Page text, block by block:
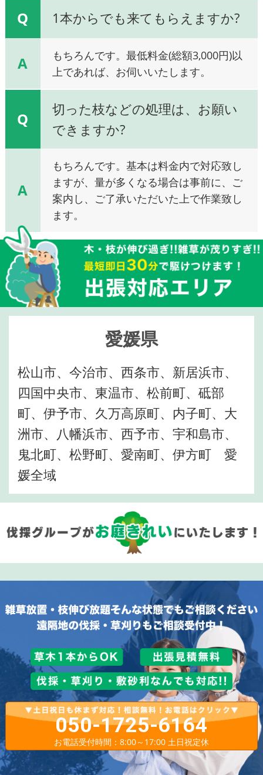
Q 1本からでも来てもらえますか?
A
もちろんです。最低料金(総額3,000円)以
上であれば、お伺いいたします。
Q
切った枝などの処理は、お願い
できますか?
A
もちろんです。基本は料金内で対応致し
ますが、量が多くなる場合は事前に、ご
案内し、ご了承いただいた上で作業致し
ます。
愛媛県
松山市、今治市、西条市、新居浜市、
四国中央市、東温市、松前町、砥部
町、伊予市、久万高原町、内子町、大
洲市、八幡浜市、西予市、宇和島市、
鬼北町、松野町、愛南町、伊方町 愛
媛全域
050-1725-6164
お電話受付時間：8:00～17:00 土日祝定休